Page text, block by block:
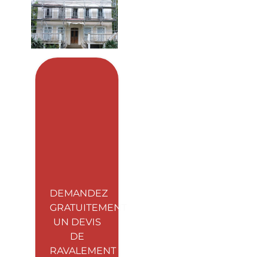
DEMANDEZ
GRATUITEMENT
UN DEVIS
DE
RAVALEMENT